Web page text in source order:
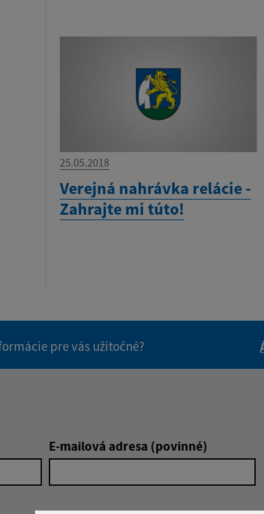
25.05.2018
Verejná nahrávka relácie -
Zahrajte mi túto!
pre vás užitočné?
E-mailová adresa (povinné)